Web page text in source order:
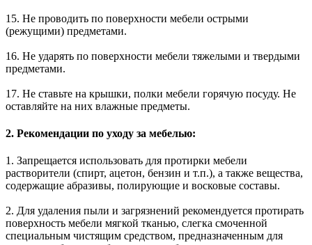
15. Не проводить по поверхности мебели острыми
(режущими) предметами.
16. Не ударять по поверхности мебели тяжелыми и твердыми
предметами.
17. Не ставьте на крышки, полки мебели горячую посуду. Не
оставляйте на них влажные предметы.
2. Рекомендации по уходу за мебелью:
1. Запрещается использовать для протирки мебели
растворители (спирт, ацетон, бензин и т.п.), а также вещества,
содержащие абразивы, полирующие и восковые составы.
2. Для удаления пыли и загрязнений рекомендуется протирать
поверхность мебели мягкой тканью, слегка смоченной
специальным чистящим средством, предназначенным для